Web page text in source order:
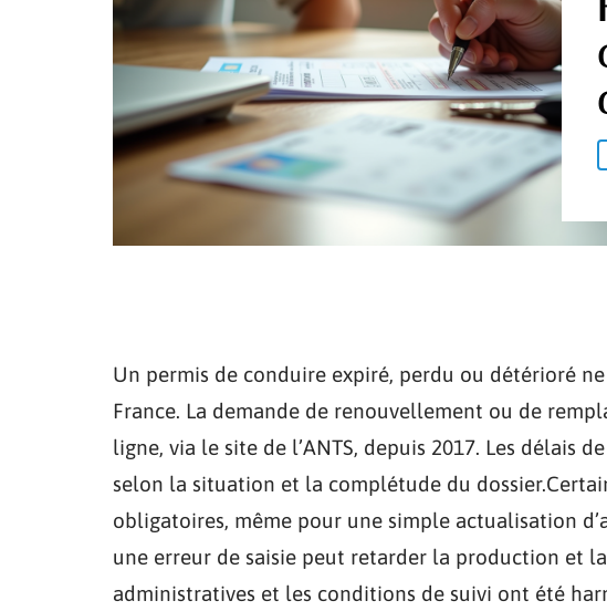
Un permis de conduire expiré, perdu ou détérioré
France. La demande de renouvellement ou de
ligne, via le site de l’ANTS, depuis 2017. Les délais
selon la situation et la complétude du
obligatoires, même pour une simple actualisation
une erreur de saisie peut retarder la production et
administratives et les conditions de suivi ont été